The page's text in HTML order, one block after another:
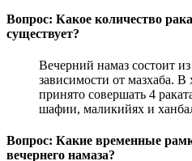
Вопрос: Какое количество
существует?
Вечерний намаз состоит
зависимости от мазхаба. В
принято совершать 4
шафии, маликийях и
Вопрос: Какие временные
вечернего намаза?